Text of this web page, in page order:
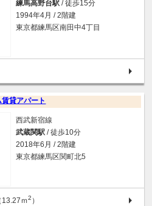
練馬高野台駅 / 徒歩15分
1994年4月 / 2階建
東京都練馬区南田中4丁目
貸アパート
西武新宿線
武蔵関駅 / 徒歩10分
2018年6月 / 2階建
東京都練馬区関町北5
ｍ2 ）